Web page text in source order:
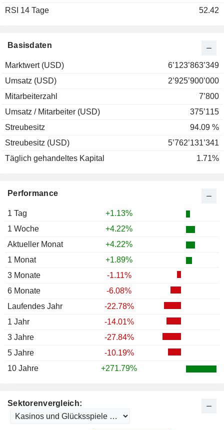
Performance
1 Tag
+1.13%
1 Woche
+4.22%
Aktueller Monat
+4.22%
1 Monat
+1.89%
3 Monate
-1.11%
6 Monate
-6.08%
Laufendes Jahr
-22.78%
1 Jahr
-14.01%
3 Jahre
-27.84%
5 Jahre
-10.19%
10 Jahre
+271.79%
Basisdaten
Marktwert (USD)
6’123’863’349
Umsatz (USD)
2’925’900’000
Mitarbeiterzahl
7’800
Umsatz / Mitarbeiter (USD)
375’115
Streubesitz
94.09 %
Streubesitz (USD)
5’762’131’341
Täglich gehandeltes Kapital
1.71%
RSI 14 Tage
52.42
Sektorenvergleich:
2002
2000
-20.45%
1992
+20.83%
1990
1987
+2.68%
1986
+72.31%
1984
+20.37%
1983
+5.88%
1982
+7.37%
1981
+17.28%
1980
-10.99%
1979
+5.81%
1978
+21.13%
1977
+1.43%
1976
+6.06%